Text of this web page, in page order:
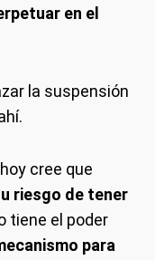
en el
la suspensión
cree que
riesgo de tener
tiene el poder
para